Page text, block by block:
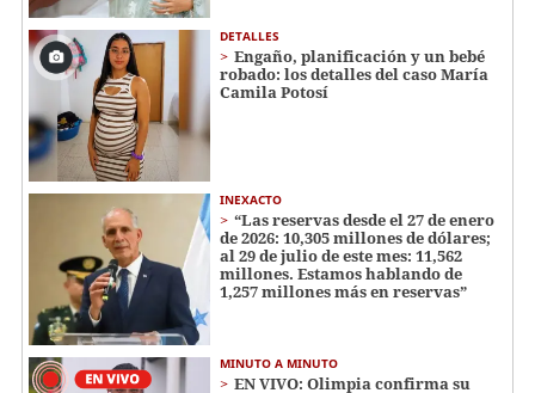
DETALLES
Engaño, planificación y un bebé
robado: los detalles del caso María
Camila Potosí
INEXACTO
“Las reservas desde el 27 de enero
de 2026: 10,305 millones de dólares;
al 29 de julio de este mes: 11,562
millones. Estamos hablando de
1,257 millones más en reservas”
MINUTO A MINUTO
EN VIVO: Olimpia confirma su